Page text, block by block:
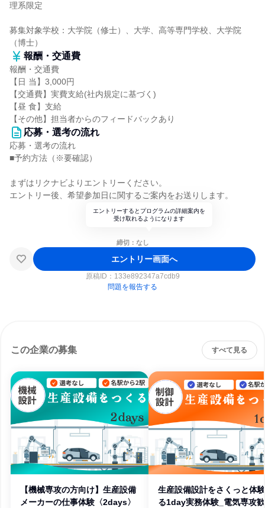
理系限定
募集対象学校：大学院（修士）、大学、高等専門学校、大学院
（博士）
報酬・交通費
報酬・交通費
【日 当】3,000円
【交通費】実費支給(社内規定に基づく)
【昼 食】支給
【その他】担当者からのフィードバックあり
応募・選考の流れ
応募・選考の流れ
■予約方法（※要確認）
まずはリクナビよりエントリーください。
エントリー後、希望参加日に関するご案内をお送りします。
エントリーするとプログラムの詳細案内を
受け取れるようになります
締切：なし
エントリー画面へ
原稿ID： 133e892347a7cdb9
問題を報告する
この企業の募集 すべて見る
【機械専攻の方向け】生産設備
メーカーの仕事体験〈2days〉
生産設備設計をさくっと体
る1day実務体験_電気専攻